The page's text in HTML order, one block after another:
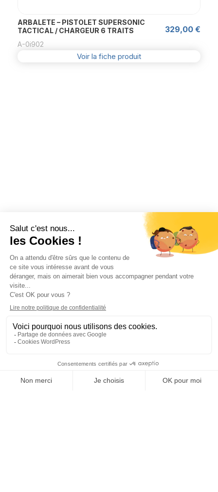
ARBALETE – PISTOLET SUPERSONIC
TACTICAL / CHARGEUR 6 TRAITS
329,00 €
A-0i902
Voir la fiche produit
COORDONNÉES